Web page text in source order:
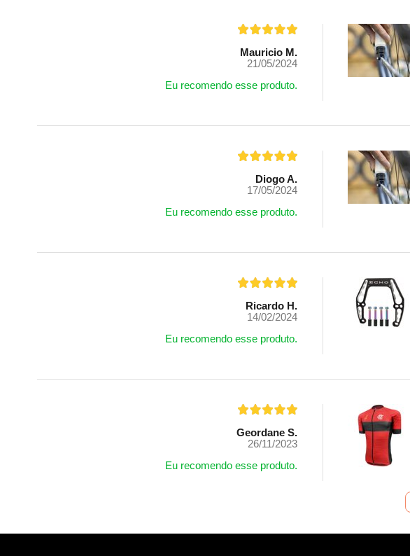
Mauricio M.
21/05/2024
Eu recomendo esse produto.
Diogo A.
17/05/2024
Eu recomendo esse produto.
Ricardo H.
14/02/2024
Eu recomendo esse produto.
Geordane S.
26/11/2023
Eu recomendo esse produto.